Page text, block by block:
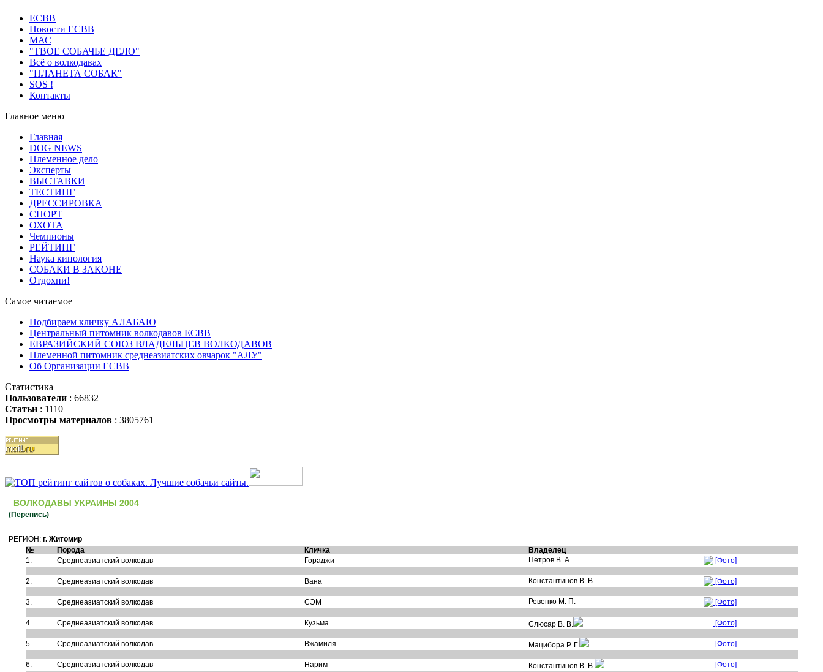
ECВB
Новости ЕСВВ
МАС
"ТВОЕ СОБАЧЬЕ ДЕЛО"
Всё о волкодавах
"ПЛАНЕТА СОБАК"
SOS !
Контакты
Главное меню
Главная
DOG NEWS
Племенное дело
Эксперты
ВЫСТАВКИ
ТЕСТИНГ
ДРЕССИРОВКА
СПОРТ
ОХОТА
Чемпионы
РЕЙТИНГ
Наука кинология
СОБАКИ В ЗАКОНЕ
Отдохни!
Самое читаемое
Подбираем кличку АЛАБАЮ
Центральный питомник волкодавов ЕСВВ
ЕВРАЗИЙСКИЙ СОЮЗ ВЛАДЕЛЬЦЕВ ВОЛКОДАВОВ
Племенной питомник среднеазиатских овчарок "АЛУ"
Об Организации ЕСВВ
Статистика
Пользователи : 66832
Статьи : 1110
Просмотры материалов : 3805761
ВОЛКОДАВЫ УКРАИНЫ 2004
(Перепись)
РЕГИОН: г. Житомир
№
Порода Кличка
Владелец
1.
Среднеазиатский волкодав Гораджи Петров В. А [Фото]
2. Среднеазиатский волкодав Вана Константинов В. В. [Фото]
3. Среднеазиатский волкодав СЭМ Ревенко М. П. [Фото]
4. Среднеазиатский волкодав Кузьма Слюсар В. В. [Фото]
5. Среднеазиатский волкодав Вжамиля Мацибора Р. Г. [Фото]
6. Среднеазиатский волкодав Нарим Константинов В. В. [Фото]